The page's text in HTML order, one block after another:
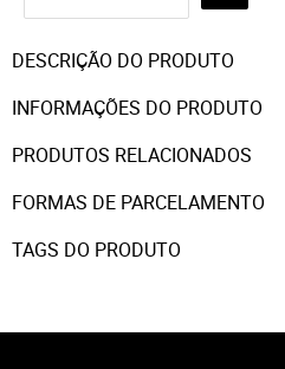
DESCRIÇÃO DO PRODUTO
INFORMAÇÕES DO PRODUTO
PRODUTOS RELACIONADOS
FORMAS DE PARCELAMENTO
TAGS DO PRODUTO